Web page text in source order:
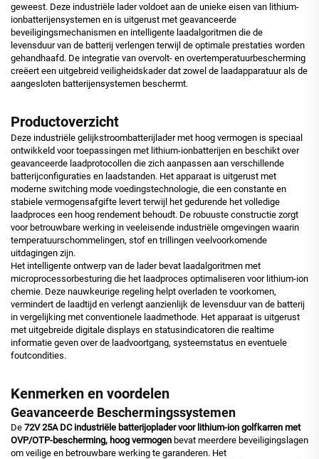
geweest. Deze industriële lader voldoet aan de unieke eisen van lithium-
ionbatterijensystemen en is uitgerust met geavanceerde
beveiligingsmechanismen en intelligente laadalgoritmen die de
levensduur van de batterij verlengen terwijl de optimale prestaties worden
gehandhaafd. De integratie van overvolt- en overtemperatuurbescherming
creëert een uitgebreid veiligheidskader dat zowel de laadapparatuur als de
aangesloten batterijensystemen beschermt.
Productoverzicht
Deze industriële gelijkstroombatterijlader met hoog vermogen is speciaal
ontwikkeld voor toepassingen met lithium-ionbatterijen en beschikt over
geavanceerde laadprotocollen die zich aanpassen aan verschillende
batterijconfiguraties en laadstanden. Het apparaat is uitgerust met
moderne switching mode voedingstechnologie, die een constante en
stabiele vermogensafgifte levert terwijl het gedurende het volledige
laadproces een hoog rendement behoudt. De robuuste constructie zorgt
voor betrouwbare werking in veeleisende industriële omgevingen waarin
temperatuurschommelingen, stof en trillingen veelvoorkomende
uitdagingen zijn.
Het intelligente ontwerp van de lader bevat laadalgoritmen met
microprocessorbesturing die het laadproces optimaliseren voor lithium-ion
chemie. Deze nauwkeurige regeling helpt overladen te voorkomen,
vermindert de laadtijd en verlengt aanzienlijk de levensduur van de batterij
in vergelijking met conventionele laadmethode. Het apparaat is uitgerust
met uitgebreide digitale displays en statusindicatoren die realtime
informatie geven over de laadvoortgang, systeemstatus en eventuele
foutcondities.
Kenmerken en voordelen
Geavanceerde Beschermingssystemen
De 72V 25A DC industriële batterijoplader voor lithium-ion golfkarren met
OVP/OTP-bescherming, hoog vermogen bevat meerdere beveiligingslagen
om veilige en betrouwbare werking te garanderen. Het